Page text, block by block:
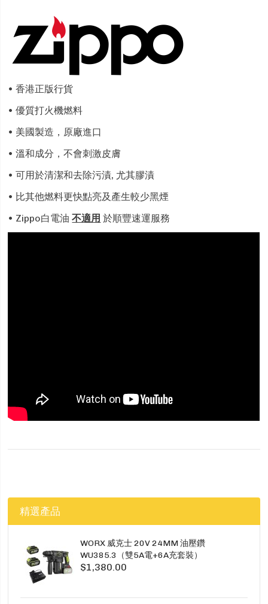
• 香港正版行貨
• 優質打火機燃料
• 美國製造，原廠進口
• 溫和成分，不會刺激皮膚
• 可用於清潔和去除污漬, 尤其膠漬
• 比其他燃料更快點亮及產生較少黑煙
• Zippo白電油不適用 於順豐速運服務
精選產品
WORX 威克士 20V 24MM 油壓鑽
WU385.3（雙5A電+6A充套裝）
$1,380.00